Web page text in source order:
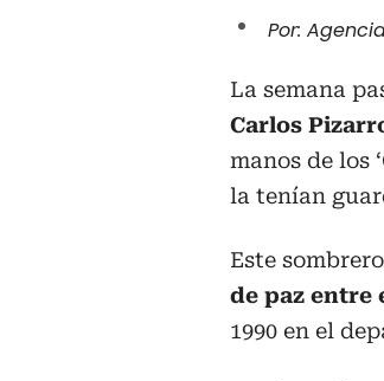
Por: Agencia
La semana
Carlos
manos de los
la tenían
Este
de paz entre
1990 en el